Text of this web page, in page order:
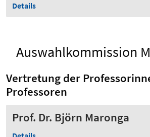
Details
Auswahlkommission
Vertretung der
Professoren
Prof. Dr. Björn Maronga